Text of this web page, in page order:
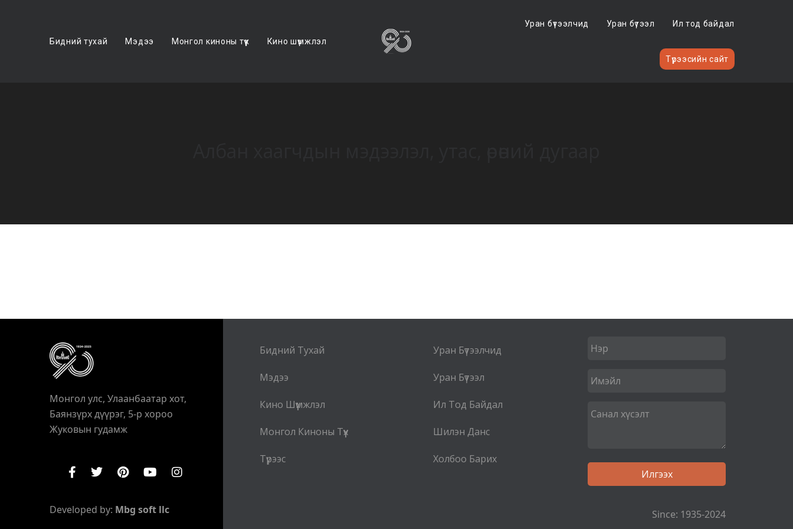
Бидний тухай Мэдээ Монгол киноны түүх Кино шүүмжлэл
Уран бүтээлчид Уран бүтээл Ил тод байдал
Түрээсийн сайт
Монгол улс, Улаанбаатар хот,
Баянзүрх дүүрэг, 5-р хороо
Жуковын гудамж
Developed by: Mbg soft llc
Бидний Тухай
Мэдээ
Кино Шүүмжлэл
Монгол Киноны Түүх
Түрээс
Уран Бүтээлчид
Уран Бүтээл
Ил Тод Байдал
Шилэн Данс
Холбоо Барих
Since: 1935-2024